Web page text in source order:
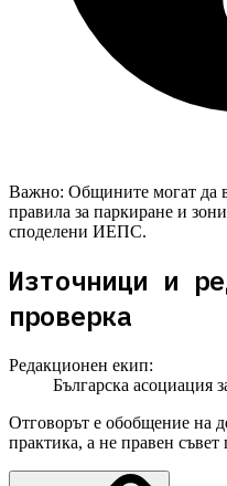
Важно: Общините могат да
правила за паркиране и
споделени ИЕПС.
Източници и
проверка
Редакционен екип:
Българска асоциация
Отговорът е обобщение на
практика, а не правен съвет